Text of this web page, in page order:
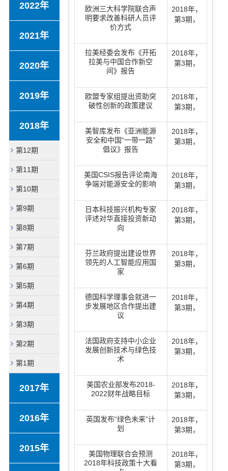
2022年
2021年
2020年
2019年
2018年
第12期
第11期
第10期
第9期
第8期
第7期
第6期
第5期
第4期
第3期
第2期
第1期
2017年
2016年
2015年
欧洲三大科学院联合声
明要求改善科研人员评
价方式
2018年，
第3期 ，
拉美经委会发布《开拓
拉美与中国合作新空
间》报告
2018年，
第3期 ，
欧盟专家组提出资助突
破性创新的政策建议
2018年，
第3期 ，
美智库发布《亚洲能源
安全和中国“一带一路”
倡议》报告
2018年，
第3期 ，
美国CSIS报告评论南海
争端对能源安全的影响
2018年，
第3期 ，
日本科技振兴机构专家
评述对华直接投资新动
向
2018年，
第3期 ，
芬兰政府提出建设世界
领先的人工智能应用国
家
2018年，
第3期 ，
德国科学理事会就进一
步发展地区合作提出建
议
2018年，
第3期 ，
法国政府支持中小企业
发展创新技术与绿色技
术
2018年，
第3期 ，
美国农业部发布2018-
2022财年战略目标
2018年，
第3期 ，
英国发布“绿色未来”计
划
2018年，
第3期 ，
美国物理联合会预测
2018年科技政策十大看
2018年，
第3期 ，